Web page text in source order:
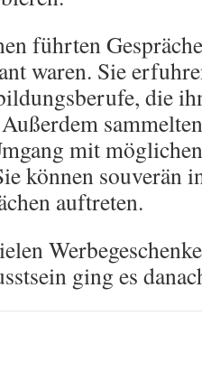
führten
waren. Sie
die
mit
können souverän
auftreten.
ging es